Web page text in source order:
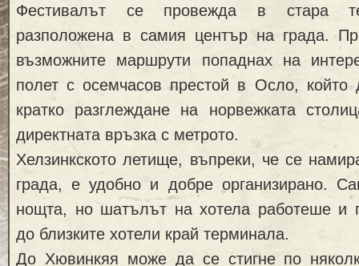
Фестивалът се провежда в стара
разположена в самия център на града.
възможните маршрути попаднах на
полет с осемчасов престой в Осло, който
кратко разглеждане на норвежката
директната връзка с метрото.
Хелзинкското летище, въпреки, че се
града, е удобно и добре организирано.
нощта, но шатълът на хотела работеше и
до близките хотели край терминала.
До Хювинкяя може да се стигне по